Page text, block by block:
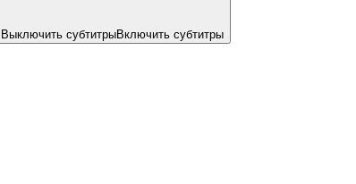
Выключить субтитрыВключить субтитры